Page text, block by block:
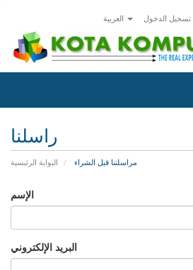
تسجيل الدخول
راسلنا
البوابة الرئيسية مراسلتنا قبل الشراء
الإسم
البريد الإلكتروني